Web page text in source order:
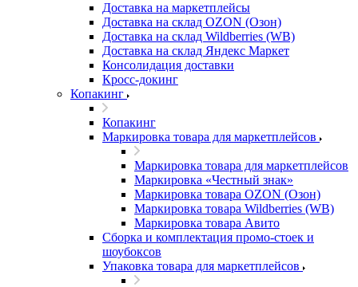
Доставка на маркетплейсы
Доставка на склад OZON (Озон)
Доставка на склад Wildberries (WB)
Доставка на склад Яндекс Маркет
Консолидация доставки
Кросс-докинг
Копакинг
Копакинг
Маркировка товара для маркетплейсов
Маркировка товара для маркетплейсов
Маркировка «Честный знак»
Маркировка товара OZON (Озон)
Маркировка товара Wildberries (WB)
Маркировка товара Авито
Сборка и комплектация промо-стоек и
шоубоксов
Упаковка товара для маркетплейсов